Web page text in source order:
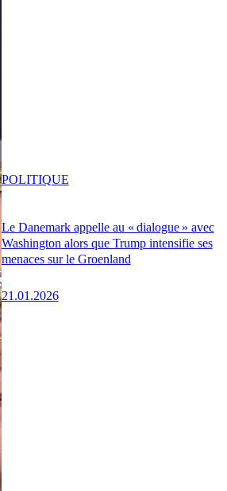
Le Danemark appelle au « dialogue » avec
Washington alors que Trump intensifie ses
menaces sur le Groenland
21.01.2026
POLITIQUE